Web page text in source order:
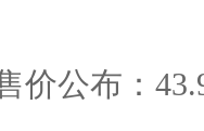
价公布：